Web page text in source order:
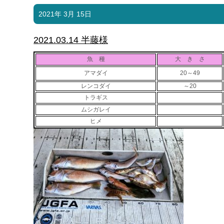
2021年 3月 15日
2021.03.14 半藤様
魚 種 大 き さ
アマダイ
20～49
レンコダイ ～20
トラギス
ムシガレイ
ヒメ